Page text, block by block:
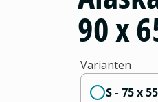
90 x
Varianten
S - 75 x